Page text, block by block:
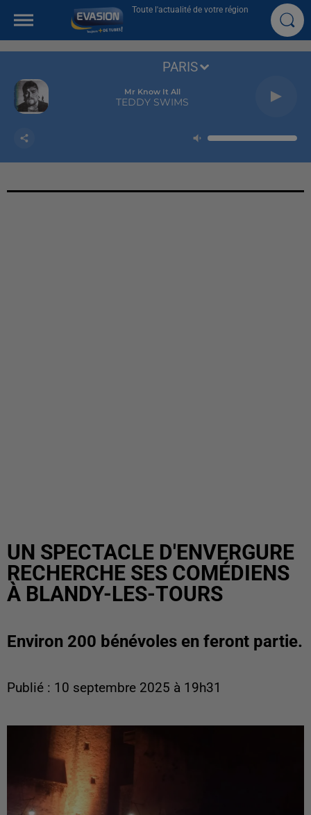
Toute l'actualité de votre région
Mr Know It All
TEDDY SWIMS
PARIS
UN SPECTACLE D'ENVERGURE
RECHERCHE SES COMÉDIENS
À BLANDY-LES-TOURS
Environ 200 bénévoles en feront partie.
Publié : 10 septembre 2025 à 19h31